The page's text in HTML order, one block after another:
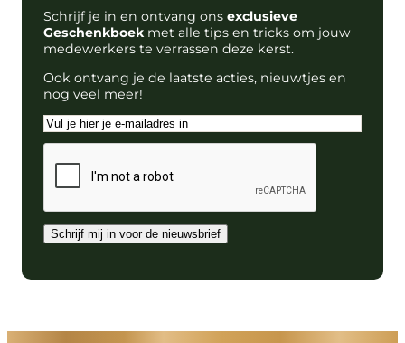
Schrijf je in en ontvang ons exclusieve
Geschenkboek met alle tips en tricks om jouw
medewerkers te verrassen deze kerst.
Ook ontvang je de laatste acties, nieuwtjes en
nog veel meer!
E-
mailadres
Schrijf mij in voor de nieuwsbrief